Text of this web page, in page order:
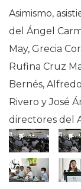
Asimismo,
del Ángel
May, Grecia
Rufina Cruz
Bernés,
Rivero y José
directores del